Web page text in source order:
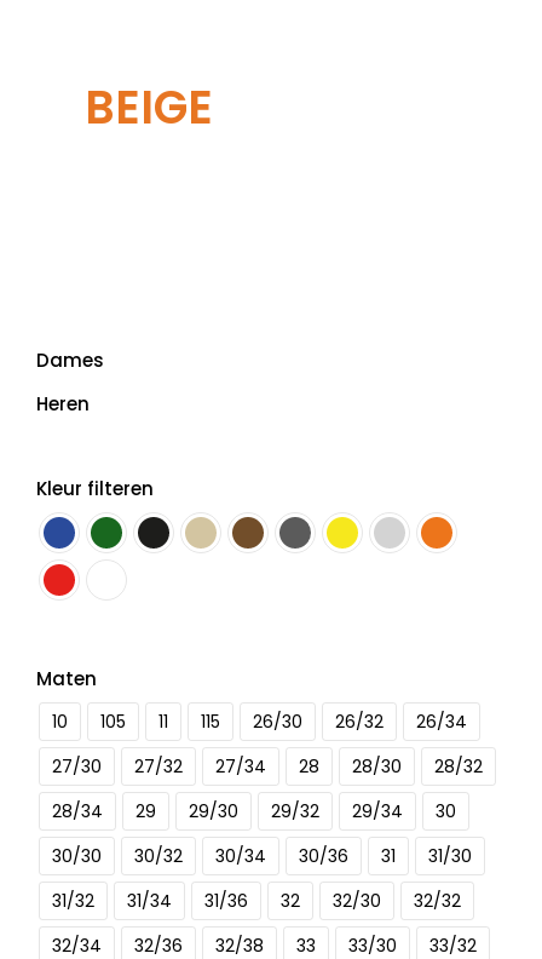
BEIGE
Dames
Heren
Kleur filteren
Maten
10 105 11 115 26/30 26/32
26/34
27/30
27/32 27/34 28 28/30
28/32
28/34
29 29/30 29/32 29/34
30
30/30
30/32 30/34 30/36 31
31/30
31/32
31/34 31/36 32 32/30
32/32
32/34
32/36 32/38 33 33/30
33/32